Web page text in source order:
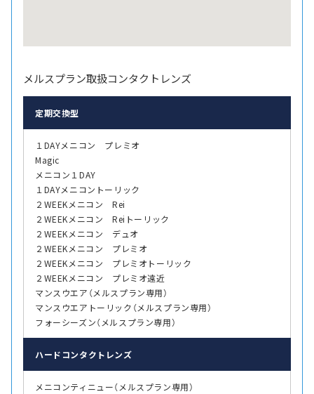
メルスプラン取扱コンタクトレンズ
定期交換型
１DAYメニコン プレミオ
Magic
メニコン１DAY
１DAYメニコントーリック
２WEEKメニコン Rei
２WEEKメニコン Reiトーリック
２WEEKメニコン デュオ
２WEEKメニコン プレミオ
２WEEKメニコン プレミオトーリック
２WEEKメニコン プレミオ遠近
マンスウエア（メルスプラン専用）
マンスウエアトーリック（メルスプラン専用）
フォーシーズン（メルスプラン専用）
ハード コンタクトレンズ
メニコンティニュー（メルスプラン専用）